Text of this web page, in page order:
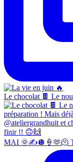
Le chocolat 🍫 Le
MAI 🌞✍️🪩🍦🫶🫠